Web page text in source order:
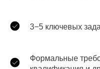
3−5 ключевых
Формальные